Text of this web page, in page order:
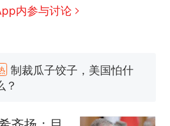
内参与讨论
？
费大厨“全国小炒肉大王”称
号，仅凭视频评出？中国烹饪